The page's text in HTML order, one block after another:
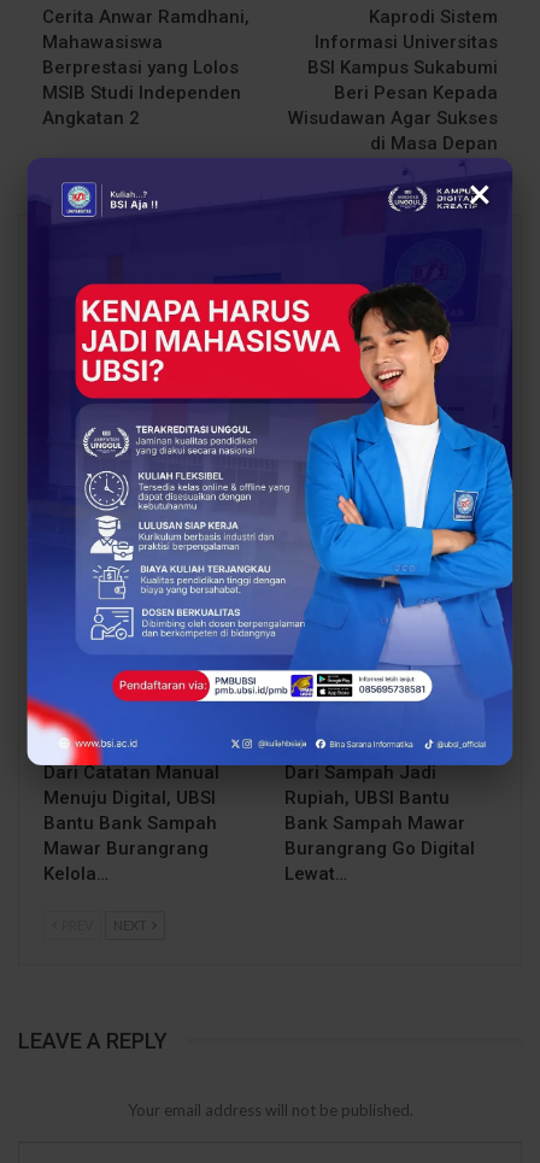
Cerita Anwar Ramdhani,
Mahawasiswa
Berprestasi yang Lolos
MSIB Studi Independen
Angkatan 2
Kaprodi Sistem
Informasi Universitas
BSI Kampus Sukabumi
Beri Pesan Kepada
Wisudawan Agar Sukses
di Masa Depan
BERITA
UBSI Buka Call for
Papers ICAISD 2026,
Dorong Riset Teknologi
dan Keamanan Siber…
BERITA
Siap Kuliah Berkualitas?
UBSI Cengkareng Gelar
Open Booth Spesial
dengan Beasiswa…
BERITA
Dari Catatan Manual
Menuju Digital, UBSI
Bantu Bank Sampah
Mawar Burangrang
Kelola…
BERITA
Dari Sampah Jadi
Rupiah, UBSI Bantu
Bank Sampah Mawar
Burangrang Go Digital
Lewat…
NEXT
LEAVE A REPLY
Your email address will not be published.
×